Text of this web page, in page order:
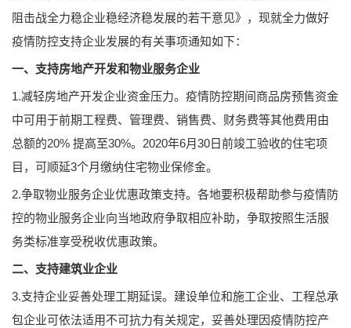
阻击战全力稳企业稳经济稳发展的若干意见》，现就全力做好
疫情防控支持企业发展的有关事项通知如下：
一、支持房地产开发和物业服务企业
1.减轻房地产开发企业资金压力。疫情防控期间商品房预售资金
中可用于前期工程费、管理费、销售费、财务费等其他费用由
总额的20% 提高至30%。2020年6月30日前竣工验收的住宅项
目，可顺延3个月缴纳住宅物业保修金。
2.争取物业服务企业优惠政策支持。各地要积极帮助参与疫情防
控的物业服务企业向当地政府争取相应补助，争取按照生活服
务类标准享受税收优惠政策。
二、支持建筑业企业
3.支持企业妥善处理工期延误。建设单位和施工企业、工程总承
包企业可依法适用不可抗力有关规定，妥善处理因疫情防控产